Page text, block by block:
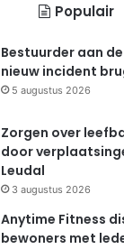
Populair
Bestuurder aan
nieuw incident
5 augustus 2026
Zorgen over
door
Leudal
3 augustus 2026
Anytime Fitness
bewoners met